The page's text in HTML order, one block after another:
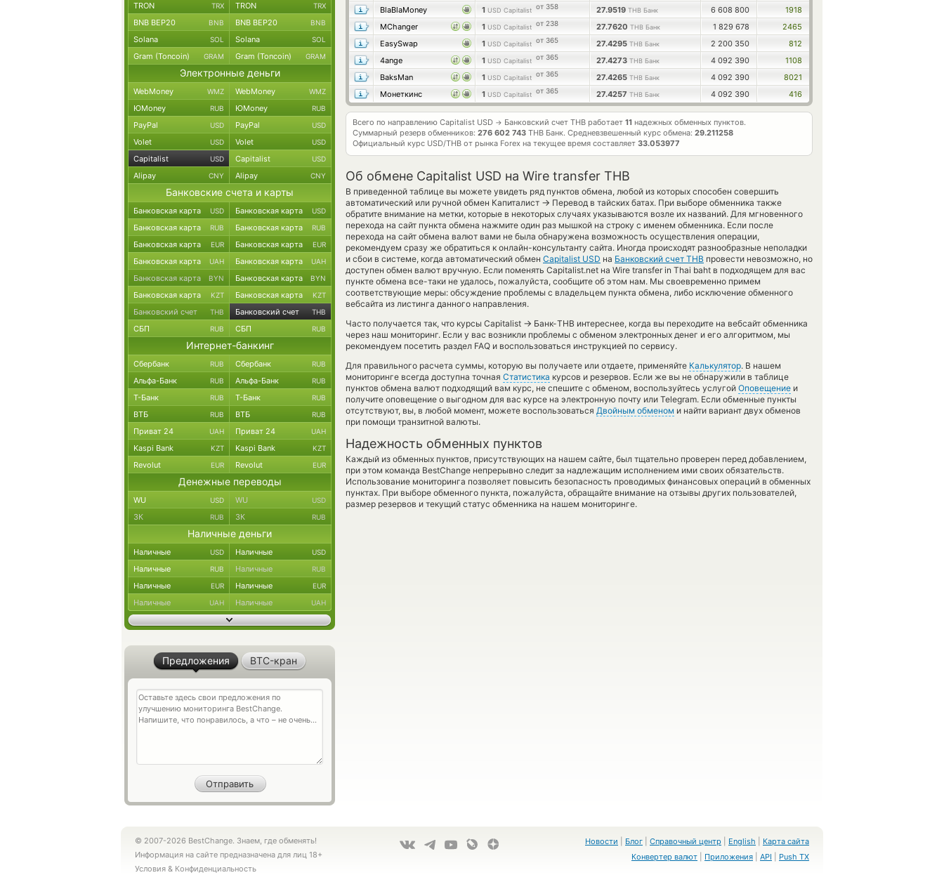
BlaBlaMoney
1 USD Capitalist от 358 27.9519 THB Банк 6 608 800
1918
MChanger
1 USD Capitalist от 238 27.7620 THB Банк 1 829 678
2465
EasySwap
1 USD Capitalist от 365 27.4295 THB Банк 2 200 350
812
4ange
1 USD Capitalist от 365 27.4273 THB Банк 4 092 390
1108
BaksMan
1 USD Capitalist от 365 27.4265 THB Банк 4 092 390
8021
Монеткинс
1 USD Capitalist от 365 27.4257 THB Банк 4 092 390 416
Всего по направлению Capitalist USD → Банковский счет THB работает 11 надежных обменных пунктов.
Суммарный резерв обменников: 276 602 743 THB Банк. Средневзвешенный курс обмена: 29.211258
Официальный курс USD/THB от рынка Forex на текущее время составляет 33.053977
Об обмене Capitalist USD на Wire transfer THB
В приведенной таблице вы можете увидеть ряд пунктов обмена, любой из которых способен совершить
автоматический или ручной обмен Капиталист → Перевод в тайских батах. При выборе обменника также
обратите внимание на метки, которые в некоторых случаях указываются возле их названий. Для мгновенного
перехода на сайт пункта обмена нажмите один раз мышкой на строку с именем обменника. Если после
перехода на сайт обмена валют вами не была обнаружена возможность осуществления операции,
рекомендуем сразу же обратиться к онлайн-консультанту сайта. Иногда происходят разнообразные неполадки
и сбои в системе, когда автоматический обмен Capitalist USD на Банковский счет THB провести невозможно, но
доступен обмен валют вручную. Если поменять Capitalist.net на Wire transfer in Thai baht в подходящем для вас
пункте обмена все-таки не удалось, пожалуйста, сообщите об этом нам. Мы своевременно примем
соответствующие меры: обсуждение проблемы с владельцем пункта обмена, либо исключение обменного
вебсайта из листинга данного направления.
Часто получается так, что курсы Capitalist → Банк-THB интереснее, когда вы переходите на вебсайт обменника
через наш мониторинг. Если у вас возникли проблемы с обменом электронных денег и его алгоритмом, мы
рекомендуем посетить раздел FAQ и воспользоваться инструкцией по сервису.
Для правильного расчета суммы, которую вы получаете или отдаете, применяйте Калькулятор. В нашем
мониторинге всегда доступна точная Статистика курсов и резервов. Если же вы не обнаружили в таблице
пунктов обмена валют подходящий вам курс, не спешите с обменом, воспользуйтесь услугой Оповещение и
получите оповещение о выгодном для вас курсе на электронную почту или Telegram. Если обменные пункты
отсутствуют, вы, в любой момент, можете воспользоваться Двойным обменом и найти вариант двух обменов
при помощи транзитной валюты.
Надежность обменных пунктов
Каждый из обменных пунктов, присутствующих на нашем сайте, был тщательно проверен перед добавлением,
при этом команда BestChange непрерывно следит за надлежащим исполнением ими своих обязательств.
Использование мониторинга позволяет повысить безопасность проводимых финансовых операций в обменных
пунктах. При выборе обменного пункта, пожалуйста, обращайте внимание на отзывы других пользователей,
размер резервов и текущий статус обменника на нашем мониторинге.
TRON TRX TRON TRX
BNB BEP20 BNB BNB BEP20 BNB
Solana SOL Solana SOL
Gram (Toncoin) GRAM Gram (Toncoin) GRAM
Электронные деньги
WebMoney WMZ WebMoney WMZ
ЮMoney RUB ЮMoney RUB
PayPal USD PayPal USD
Volet USD Volet USD
Capitalist USD Capitalist USD
Alipay CNY Alipay CNY
Банковские счета и карты
Банковская карта USD Банковская карта USD
Банковская карта RUB Банковская карта RUB
Банковская карта EUR Банковская карта EUR
Банковская карта UAH Банковская карта UAH
Банковская карта BYN Банковская карта BYN
Банковская карта KZT Банковская карта KZT
Банковский счет THB Банковский счет THB
СБП RUB СБП RUB
Интернет-банкинг
Сбербанк RUB Сбербанк RUB
Альфа-Банк RUB Альфа-Банк RUB
Т-Банк RUB Т-Банк RUB
ВТБ RUB ВТБ RUB
Приват 24 UAH Приват 24 UAH
Kaspi Bank KZT Kaspi Bank KZT
Revolut EUR Revolut EUR
Денежные переводы
WU USD WU USD
ЗК RUB ЗК RUB
Наличные деньги
Наличные USD Наличные USD
Наличные RUB Наличные RUB
Наличные EUR Наличные EUR
Наличные UAH Наличные UAH
Предложения BTC-кран
© 2007-2026 BestChange. Знаем, где обменять!
Информация на сайте предназначена для лиц 18+
Условия & Конфиденциальность
Новости Блог Справочный центр English
Карта сайта
Конвертер валют
Приложения API Push TX